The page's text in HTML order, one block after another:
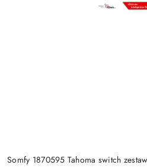
Somfy 1870595 Tahoma switch